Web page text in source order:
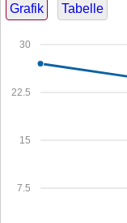
Grafik Tabelle
7.5
15
22.5
30